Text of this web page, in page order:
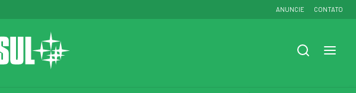
ANUNCIE CONTATO